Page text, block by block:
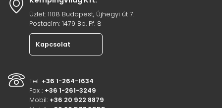
Üzlet: 1108 Budapest, Újhegyi út 7.
Postacím: 1479 Bp. Pf. 8
Kapcsolat
Tel: +36 1-264-1634
Fax : +36 1-261-3249
Mobil: +36 20 922 8879